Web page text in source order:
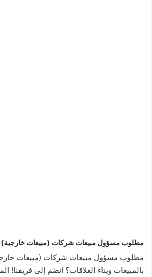
مطلوب مسؤول مبيعات شركات (مبيعات خارجية)
مطلوب مسؤول مبيعات شركات (مبيعات
بالمبيعات وبناء العلاقات؟ انضم إلى فريقنا!